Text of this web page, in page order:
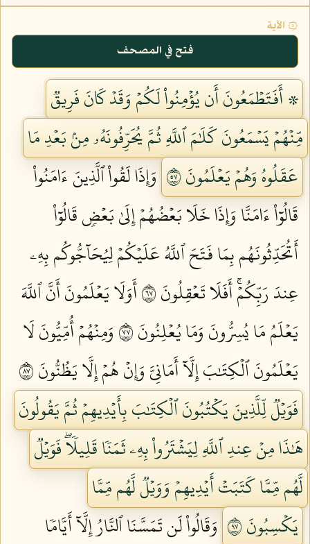
۞ الآية
فتح في المصحف
۞ أَفَتَطۡمَعُونَ أَن يُؤۡمِنُواْ لَكُمۡ وَقَدۡ كَانَ فَرِيقٞ
مِّنۡهُمۡ يَسۡمَعُونَ كَلَٰمَ ٱللَّهِ ثُمَّ يُحَرِّفُونَهُۥ مِنۢ بَعۡدِ مَا
عَقَلُوهُ وَهُمۡ يَعۡلَمُونَ ٧٥
وَإِذَا لَقُواْ ٱلَّذِينَ ءَامَنُواْ
قَالُوٓاْ ءَامَنَّا وَإِذَا خَلَا بَعۡضُهُمۡ إِلَىٰ بَعۡضٖ قَالُوٓاْ
أَتُحَدِّثُونَهُم بِمَا فَتَحَ ٱللَّهُ عَلَيۡكُمۡ لِيُحَآجُّوكُم بِهِۦ
عِندَ رَبِّكُمۡۚ أَفَلَا تَعۡقِلُونَ ٧٦
أَوَلَا يَعۡلَمُونَ أَنَّ ٱللَّهَ
يَعۡلَمُ مَا يُسِرُّونَ وَمَا يُعۡلِنُونَ ٧٧
وَمِنۡهُمۡ أُمِّيُّونَ لَا
يَعۡلَمُونَ ٱلۡكِتَٰبَ إِلَّآ أَمَانِيَّ وَإِنۡ هُمۡ إِلَّا يَظُنُّونَ ٧٨
فَوَيۡلٞ لِّلَّذِينَ يَكۡتُبُونَ ٱلۡكِتَٰبَ بِأَيۡدِيهِمۡ ثُمَّ يَقُولُونَ
هَٰذَا مِنۡ عِندِ ٱللَّهِ لِيَشۡتَرُواْ بِهِۦ ثَمَنٗا قَلِيلٗاۖ فَوَيۡلٞ
لَّهُم مِّمَّا كَتَبَتۡ أَيۡدِيهِمۡ وَوَيۡلٞ لَّهُم مِّمَّا
يَكۡسِبُونَ ٧٩
وَقَالُواْ لَن تَمَسَّنَا ٱلنَّارُ إِلَّآ أَيَّامٗا